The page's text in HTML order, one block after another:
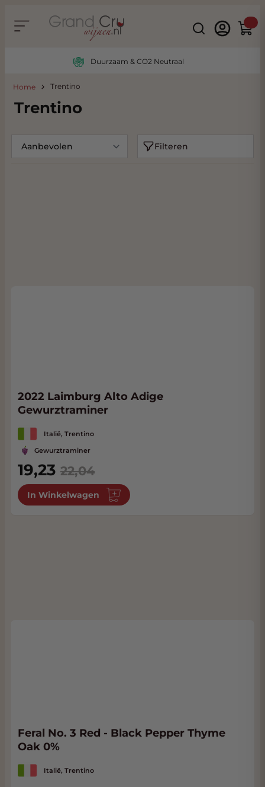
Search
Duurzaam & CO2 Neutraal
Home Trentino
Trentino
Filteren
2022 Laimburg Alto Adige
Gewurztraminer
Italië, Trentino
Gewurztraminer
Special Price
19,23 22,04
In Winkelwagen
Feral No. 3 Red - Black Pepper Thyme
Oak 0%
Italië, Trentino